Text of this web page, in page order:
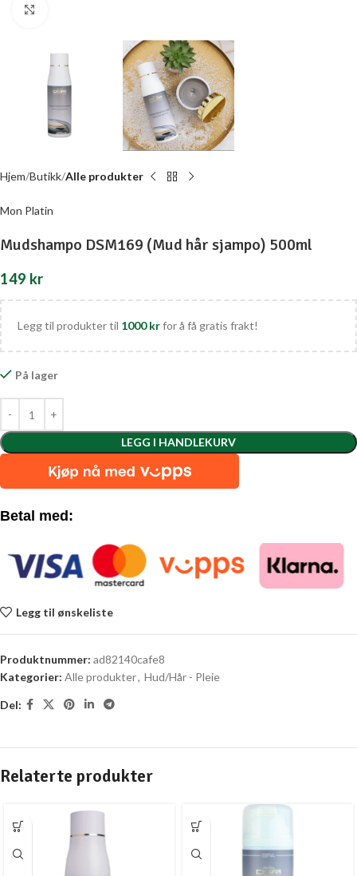
Hjem Butikk Alle produkter
Mon Platin
Mudshampo DSM169 (Mud hår sjampo) 500ml
149 kr
Legg til produkter til 1000krfor å få gratis frakt!
På lager
LEGG I HANDLEKURV
Betal med:
Legg til ønskeliste
Produktnummer: ad82140cafe8
Kategorier: Alle produkter, Hud/Hår - Pleie
Del:
Relaterte produkter